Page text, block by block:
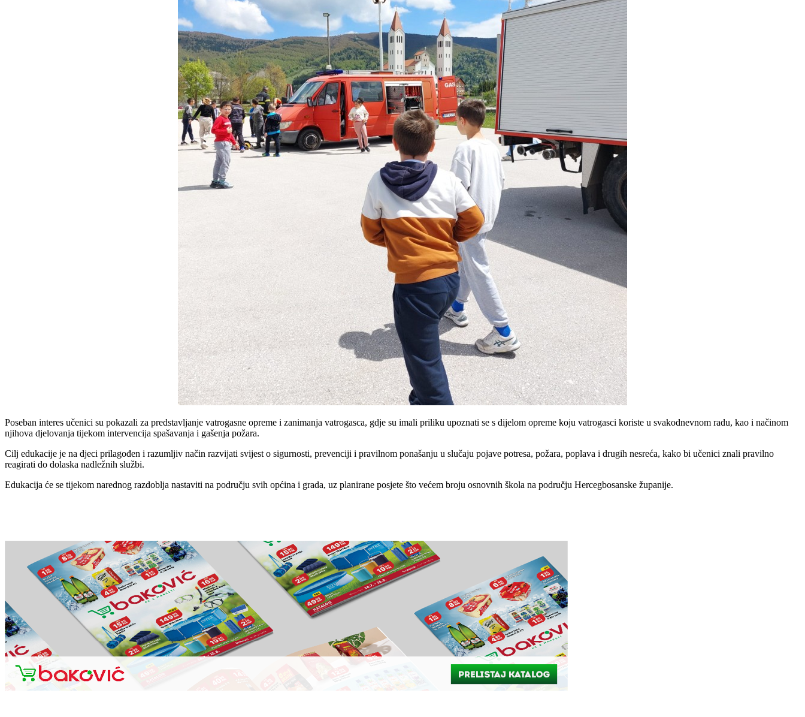
Poseban interes učenici su pokazali za predstavljanje vatrogasne opreme i zanimanja vatrogasca, gdje su imali priliku upoznati se s dijelom opreme koju vatrogasci koriste u svakodnevnom radu, kao i načinom
njihova djelovanja tijekom intervencija spašavanja i gašenja požara.
Cilj edukacije je na djeci prilagođen i razumljiv način razvijati svijest o sigurnosti, prevenciji i pravilnom ponašanju u slučaju pojave potresa, požara, poplava i drugih nesreća, kako bi učenici znali pravilno
reagirati do dolaska nadležnih službi.
Edukacija će se tijekom narednog razdoblja nastaviti na području svih općina i grada, uz planirane posjete što većem broju osnovnih škola na području Hercegbosanske županije.